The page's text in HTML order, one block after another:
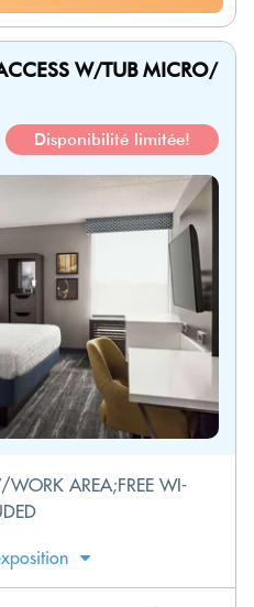
W/TUB MICRO/
Disponibilité limitée!
AREA;FREE WI-